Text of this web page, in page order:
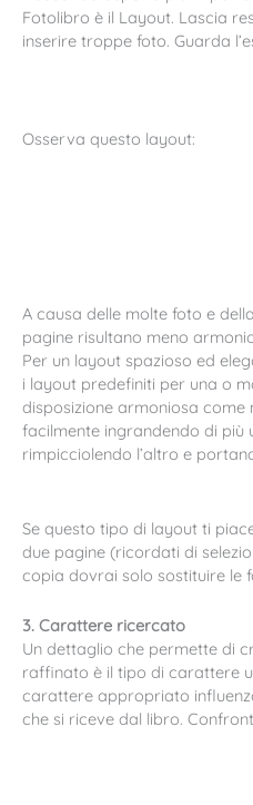
Fotolibro è il Layout. Lascia
inserire troppe foto. Guarda
Osserva questo layout:
A causa delle molte foto e
pagine risultano meno
Per un layout spazioso ed
i layout predefiniti per una o
disposizione armoniosa come
facilmente ingrandendo di più
rimpicciolendo l’altro e
Se questo tipo di layout ti
due pagine (ricordati di
copia dovrai solo sostituire le
3. Carattere ricercato
Un dettaglio che permette di
raffinato è il tipo di carattere
carattere appropriato
che si riceve dal libro.